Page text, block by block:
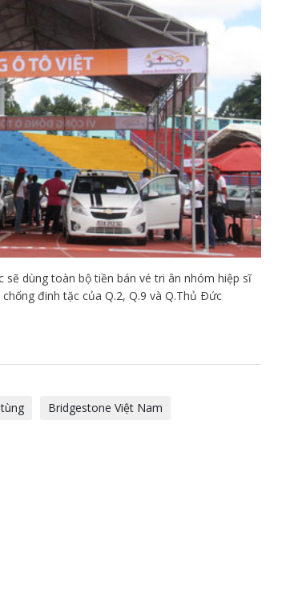
dùng toàn bộ tiền bán vé tri ân nhóm hiệp sĩ
đinh tặc của Q.2, Q.9 và Q.Thủ Ðức
Bridgestone Việt Nam